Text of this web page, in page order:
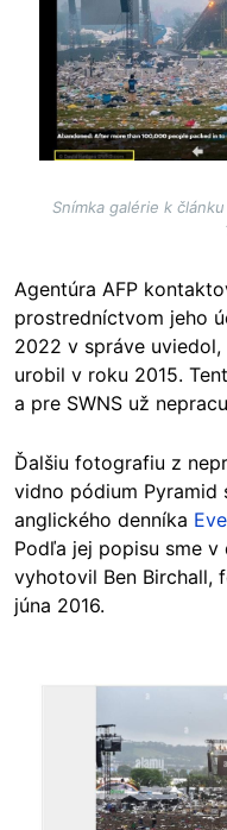
Snímka galérie k
Agentúra AFP
prostredníctvom jeho
2022 v správe
urobil v roku 2015.
a pre SWNS už
Ďalšiu fotografiu z
vidno pódium Pyramid
anglického denníka
Podľa jej popisu sme v
vyhotovil Ben Birchall,
júna 2016.